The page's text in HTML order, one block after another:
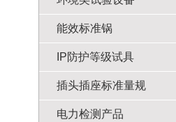
能效标准锅
IP防护等级试具
插头插座标准量规
电力检测产品